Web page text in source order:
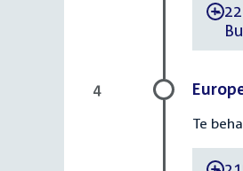
-
Te
4